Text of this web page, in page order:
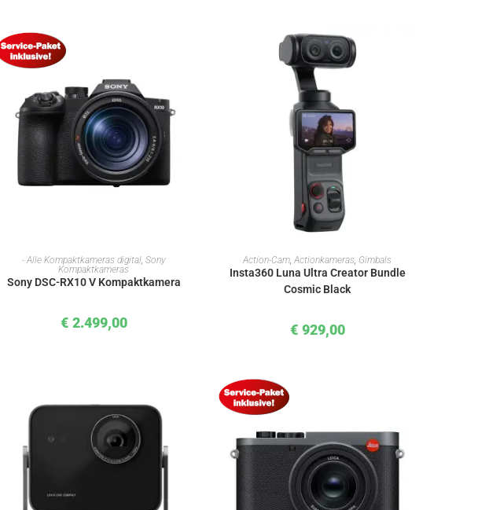
IN DEN WARENKORB
- Alle Kompaktkameras digital, Sony
Kompaktkameras
Sony DSC-RX10 V Kompaktkamera
€ 2.499,00
IN DEN WARENKORB
Action-Cam,Actionkameras, Gimbals
Insta360 Luna Ultra Creator Bundle
Cosmic Black
€ 929,00